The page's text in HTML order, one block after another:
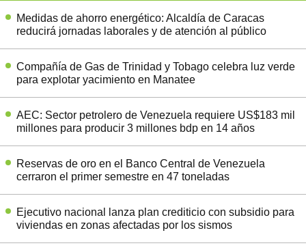
Medidas de ahorro energético: Alcaldía de Caracas
reducirá jornadas laborales y de atención al público
Compañía de Gas de Trinidad y Tobago celebra luz verde
para explotar yacimiento en Manatee
AEC: Sector petrolero de Venezuela requiere US$183 mil
millones para producir 3 millones bdp en 14 años
Reservas de oro en el Banco Central de Venezuela
cerraron el primer semestre en 47 toneladas
Ejecutivo nacional lanza plan crediticio con subsidio para
viviendas en zonas afectadas por los sismos